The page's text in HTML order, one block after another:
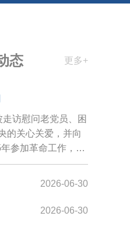
态 更多+
访慰问老党员、困
的关心关爱，并向
参加革命工作，期
2026-06-30
2026-06-30